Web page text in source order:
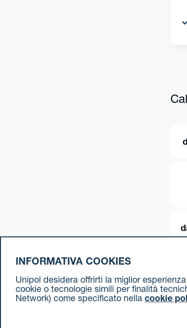
INFORMATIVA COOKIES
Unipol desidera offrirti la miglior
cookie o tecnologie simili per finalità
Network) come specificato nella cookie